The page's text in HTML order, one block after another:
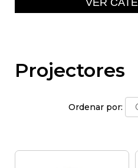
Projectores
Ordenar por: